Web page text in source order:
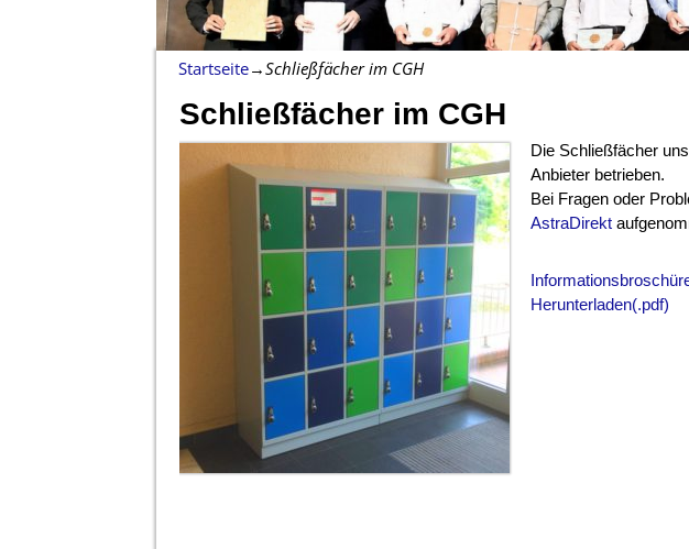
Startseite→Schließfächer im CGH
Schließfächer im CGH
Die Schließfächer
Anbieter betrieben.
Bei Fragen oder
AstraDirekt
Herunterladen(.pdf)